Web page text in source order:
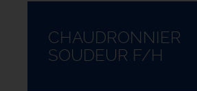
CHAUDRONNIER
SOUDEUR F/H